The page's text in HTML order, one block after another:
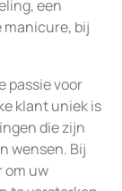
een
manicure, bij
passie voor
klant uniek is
die zijn
wensen. Bij
om uw